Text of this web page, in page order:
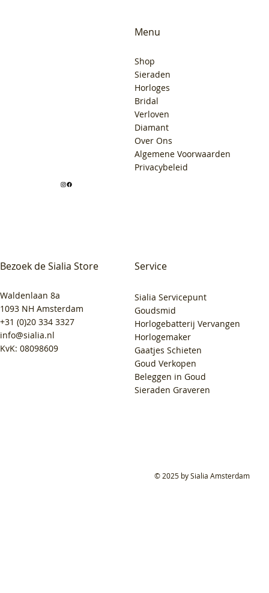
Bezoek de Sialia Store
Waldenlaan 8a
1093 NH Amsterdam
+31 (0)20 334 3327
info@sialia.nl
KvK: 08098609
Menu
Shop
Sieraden
Horloges
Bridal
Verloven
Diamant
Over Ons
Algemene Voorwaarden
Privacybeleid
Service
Sialia Servicepunt
Goudsmid
Horlogebatterij Vervangen
Horlogemaker
Gaatjes Schieten
Goud Verkopen
Beleggen in Goud
Sieraden Graveren
© 2025 by Sialia Amsterdam